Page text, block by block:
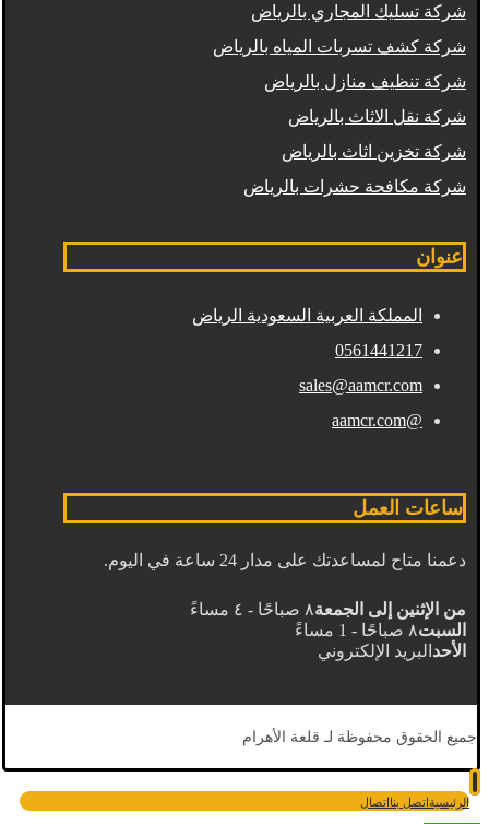
شركة تسليك المجاري بالرياض
شركة كشف تسربات المياه بالرياض
شركة تنظيف منازل بالرياض
شركة نقل الاثاث بالرياض
شركة تخزين اثاث بالرياض
شركة مكافحة حشرات بالرياض
عنوان
المملكة العربية السعودية الرياض
0561441217
sales@aamcr.com
@aamcr.com
ساعات العمل
دعمنا متاح لمساعدتك على مدار 24 ساعة في اليوم.
من الإثنين إلى الجمعة٨ صباحًا - ٤ مساءً
السبت٨ صباحًا - 1 مساءً
الأحد البريد الإلكتروني
جميع الحقوق محفوظة لـ قلعة الأهرام
الرئيسيةاتصل بنااتصال